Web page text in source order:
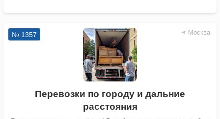
Москва
№ 1357
Перевозки по городу и дальние
расстояния